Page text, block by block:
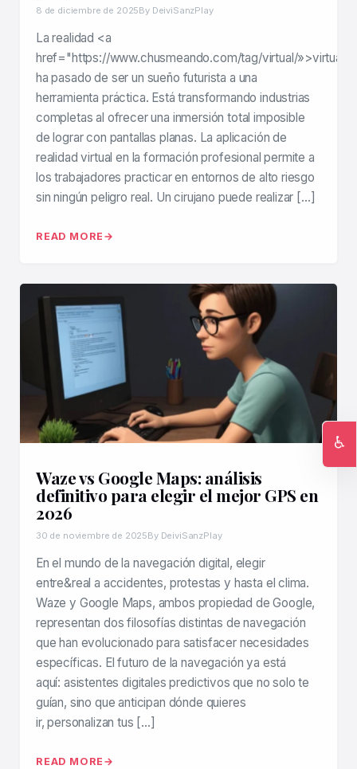
8 de diciembre de 2025By DeiviSanzPlay
La realidad <a
href="https://www.chusmeando.com/tag/virtual/»>virtual
ha pasado de ser un sueño futurista a una
herramienta práctica. Está transformando industrias
completas al ofrecer una inmersión total imposible
de lograr con pantallas planas. La aplicación de
realidad virtual en la formación profesional permite a
los trabajadores practicar en entornos de alto riesgo
sin ningún peligro real. Un cirujano puede realizar […]
READ MORE
Waze vs Google Maps: análisis
definitivo para elegir el mejor GPS en
2026
30 de noviembre de 2025By DeiviSanzPlay
En el mundo de la navegación digital, elegir
entre&real a accidentes, protestas y hasta el clima.
Waze y Google Maps, ambos propiedad de Google,
representan dos filosofías distintas de navegación
que han evolucionado para satisfacer necesidades
específicas. El futuro de la navegación ya está
aquí: asistentes digitales predictivos que no solo te
guían, sino que anticipan dónde quieres
ir, personalizan tus […]
READ MORE
♿